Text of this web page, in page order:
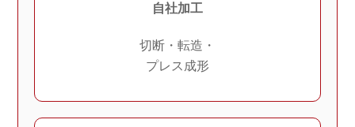
自社加工
切断・転造・
プレス成形